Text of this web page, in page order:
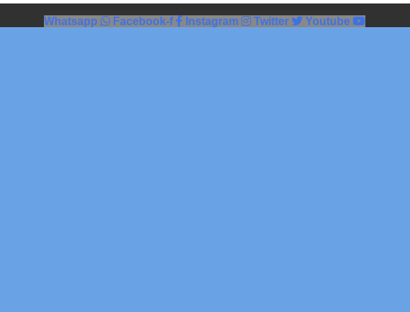
Whatsapp
Facebook-f Instagram Twitter
Youtube